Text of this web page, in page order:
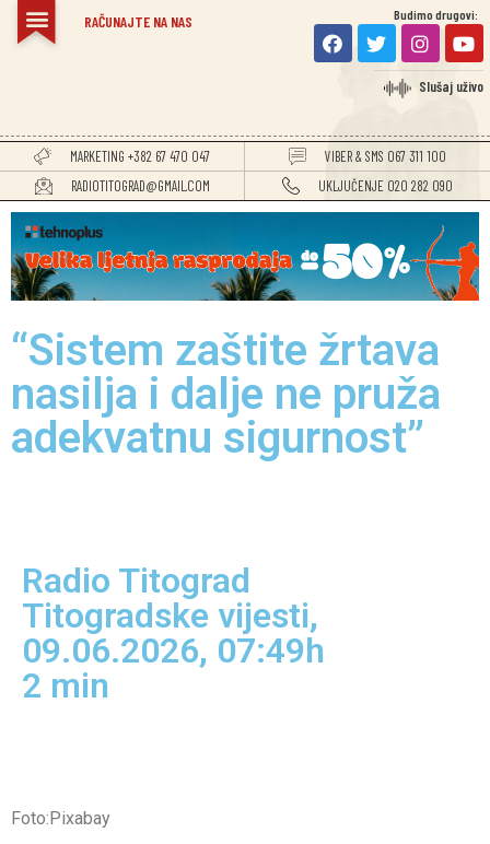
RAČUNAJTE NA NAS Budimo drugovi:
Slušaj uživo
MARKETING +382 67 470 047
VIBER & SMS 067 311 100
RADIOTITOGRAD@GMAIL.COM
UKLJUČENJE 020 282 090
“Sistem zaštite žrtava
nasilja i dalje ne pruža
adekvatnu sigurnost”
Radio Titograd
Titogradske vijesti,
09.06.2026, 07:49h
2 min
Foto:Pixabay